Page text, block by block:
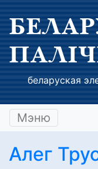
беларуская
Мэню
Алег